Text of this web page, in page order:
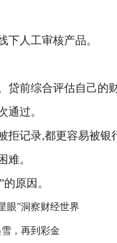
下人工审核产品。
贷前综合评估自己的
通过。
拒记录,都更容易被银
难。
原因。
眼”洞察财经世界
，再到彩金